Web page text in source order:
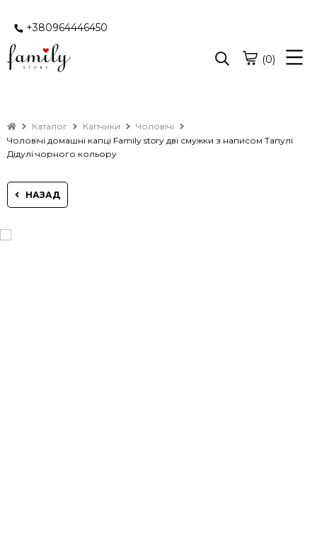
+380964446450
(0)
Каталог Капчики
Чоловічі
Чоловічі домашні капці Family story дві смужки з написом Тапулі
Дідулі чорного кольору
НАЗАД